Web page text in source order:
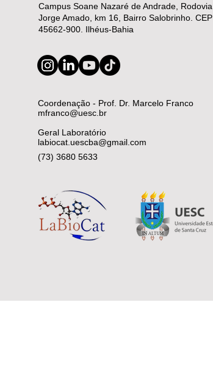
Campus Soane Nazaré de Andrade, Rodovia
Jorge Amado, km 16, Bairro Salobrinho. CEP
45662-900. Ilhéus-Bahia
Coordenação - Prof. Dr. Marcelo Franco
mfranco@uesc.br
Geral Laboratório
labiocat.uescba@gmail.com
(73) 3680 5633